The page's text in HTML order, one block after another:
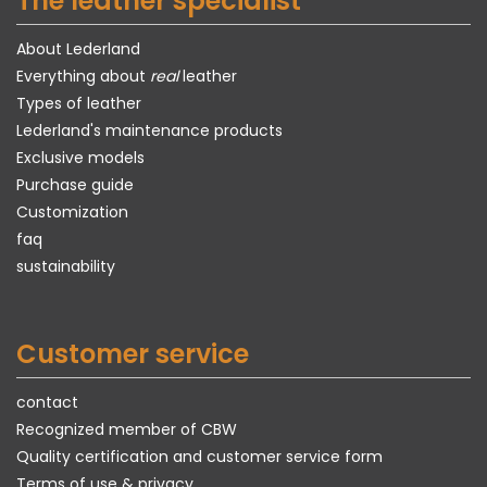
About Lederland
Everything about realleather
Types of leather
Lederland's maintenance products
Exclusive models
Purchase guide
Customization
faq
sustainability
Customer service
contact
Recognized member of CBW
Quality certification and customer service form